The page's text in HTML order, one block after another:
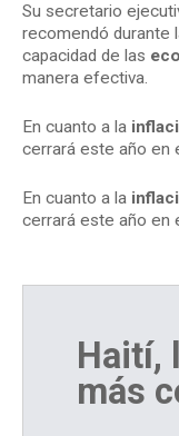
Su secretario
recomendó durante
capacidad de las
manera efectiva.
En cuanto a la
cerrará este año en
En cuanto a la
cerrará este año en
Haití,
más